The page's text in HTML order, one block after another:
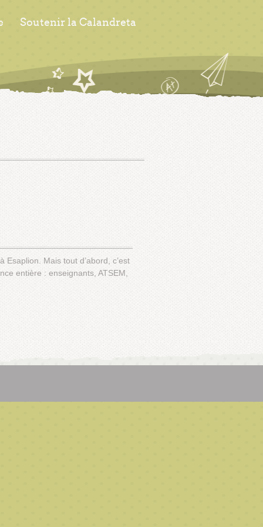
Soutenir la Calandreta
Mais tout d’abord, c’est
entière : enseignants, ATSEM,